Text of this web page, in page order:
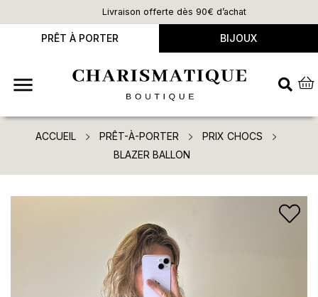
Livraison offerte dès 90€ d’achat
PRÊT À PORTER BIJOUX

ACCUEIL PRÊT-À-PORTER
PRIX CHOCS
BLAZER BALLON